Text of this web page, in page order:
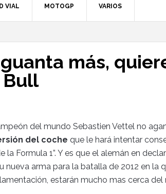
VIAL MOTOGP VARIOS
más,
Bull
del mundo Sebastien Vettel no
del coche que le hará intentar
la Formula 1”. Y es que el alemán en
nueva arma para la batalla de 2012 en la
estarán mucho mas cerca del